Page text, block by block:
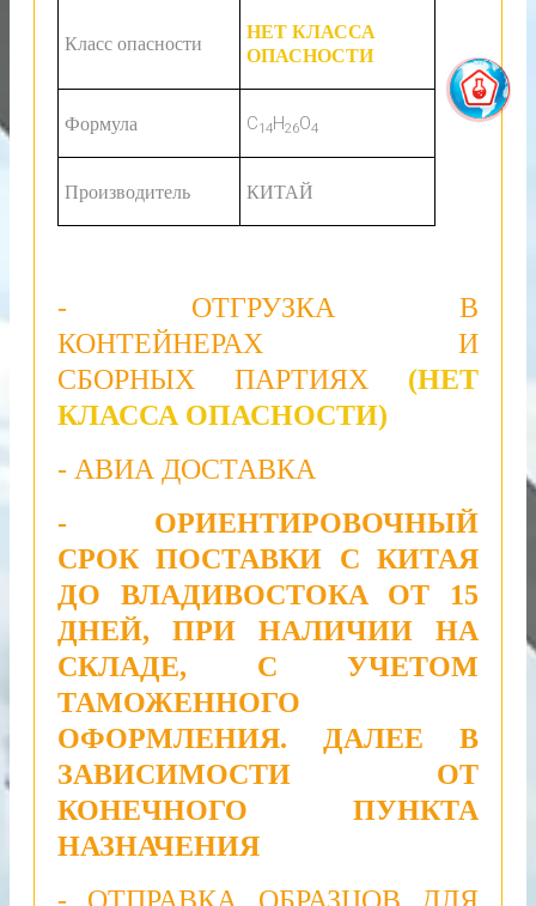
Класс опасности
НЕТ КЛАССА
ОПАСНОСТИ
Формула C14H26O4
Производитель КИТАЙ
- ОТГРУЗКА В
КОНТЕЙНЕРАХ И
СБОРНЫХ ПАРТИЯХ (НЕТ
КЛАССА ОПАСНОСТИ)
- АВИА ДОСТАВКА
- ОРИЕНТИРОВОЧНЫЙ
СРОК ПОСТАВКИ С КИТАЯ
ДО ВЛАДИВОСТОКА ОТ 15
ДНЕЙ, ПРИ НАЛИЧИИ НА
СКЛАДЕ, С УЧЕТОМ
ТАМОЖЕННОГО
ОФОРМЛЕНИЯ. ДАЛЕЕ В
ЗАВИСИМОСТИ ОТ
КОНЕЧНОГО ПУНКТА
НАЗНАЧЕНИЯ